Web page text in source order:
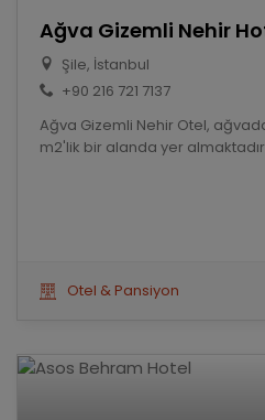
Ağva Gizemli Nehir
Şile, İstanbul
+90 216 721 7137
Ağva Gizemli Nehir Otel,
m2'lik bir alanda yer
Otel & Pansiyon